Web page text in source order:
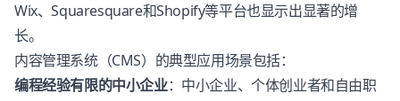
Wix、Squaresquare和Shopify等平台也显示出显著的增
长。
内容管理系统（CMS）的典型应用场景包括：
编程经验有限的中小企业：中小企业、个体创业者和自由职